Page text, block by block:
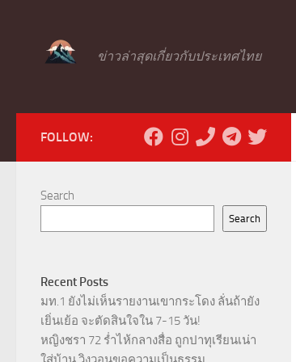
ข่าวล่าสุดเกี่ยวกับประเทศไทย
FOLLOW:
Search
Search
Recent Posts
มท.1 ยังไม่เห็นรายงานเขากระโดง ลั่นถ้ายัง
เยิ่นเย้อ จะตัดสินใจใน 7-15 วัน!
หญิงชรา 72 ร่ำไห้กลางสื่อ ถูกปาทุเรียนเน่า